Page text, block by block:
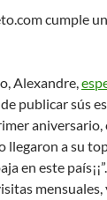
cumple un
Alexandre,
publicar sús
aniversario,
llegaron a su
en este
mensuales,